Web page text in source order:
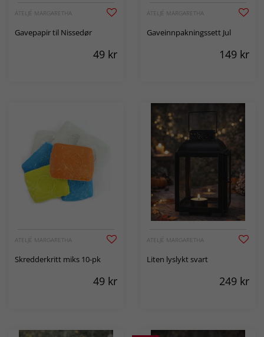
ATELJÉ MARGARETHA
Gavepapir til Nissedør
49 kr
ATELJÉ MARGARETHA
Gaveinnpakningssett Jul
149 kr
ATELJÉ MARGARETHA
Skredderkritt miks 10-pk
49 kr
ATELJÉ MARGARETHA
Liten lyslykt svart
249 kr